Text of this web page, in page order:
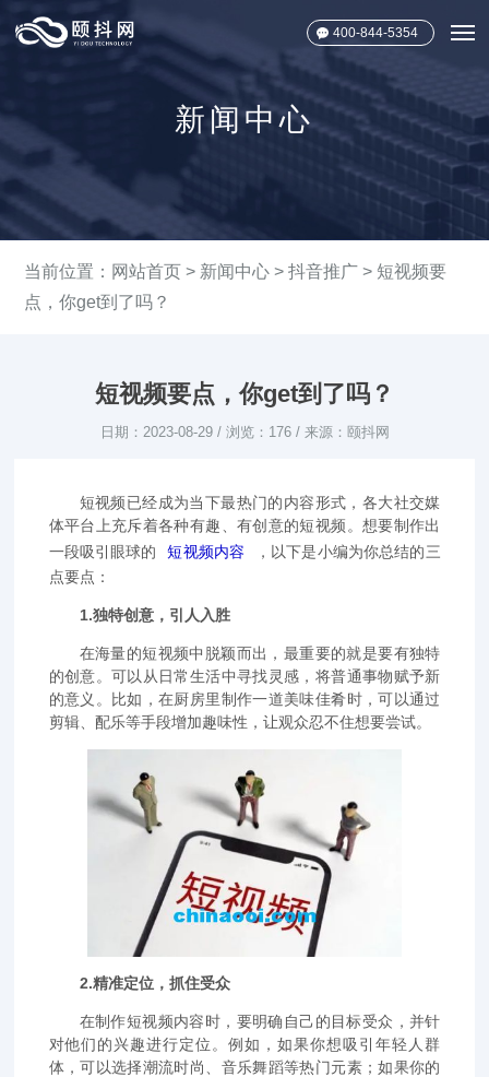
400-844-5354
新闻中心
当前位置： 网站首页 > 新闻中心 >抖音推广 > 短视频要
点，你get到了吗？
短视频要点，你get到了吗？
日期：2023-08-29 / 浏览：176 / 来源：颐抖网
短视频已经成为当下最热门的内容形式，各大社交媒
体平台上充斥着各种有趣、有创意的短视频。想要制作出
一段吸引眼球的
短视频内容
，以下是小编为你总结的三
点要点：
1.独特创意，引人入胜
在海量的短视频中脱颖而出，最重要的就是要有独特
的创意。可以从日常生活中寻找灵感，将普通事物赋予新
的意义。比如，在厨房里制作一道美味佳肴时，可以通过
剪辑、配乐等手段增加趣味性，让观众忍不住想要尝试。
2.精准定位，抓住受众
在制作短视频内容时，要明确自己的目标受众，并针
对他们的兴趣进行定位。例如，如果你想吸引年轻人群
体，可以选择潮流时尚、音乐舞蹈等热门元素；如果你的